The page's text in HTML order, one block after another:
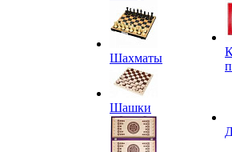
Шахматы
Шашки